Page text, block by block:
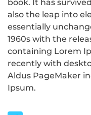
book. It has
also the leap into
essentially
1960s with the
containing Lorem
recently with
Aldus PageMaker
Ipsum.